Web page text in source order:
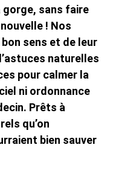
gorge, sans faire
! Nos
sens et de leur
naturelles
pour calmer la
ni ordonnance
Prêts à
qu’on
bien sauver